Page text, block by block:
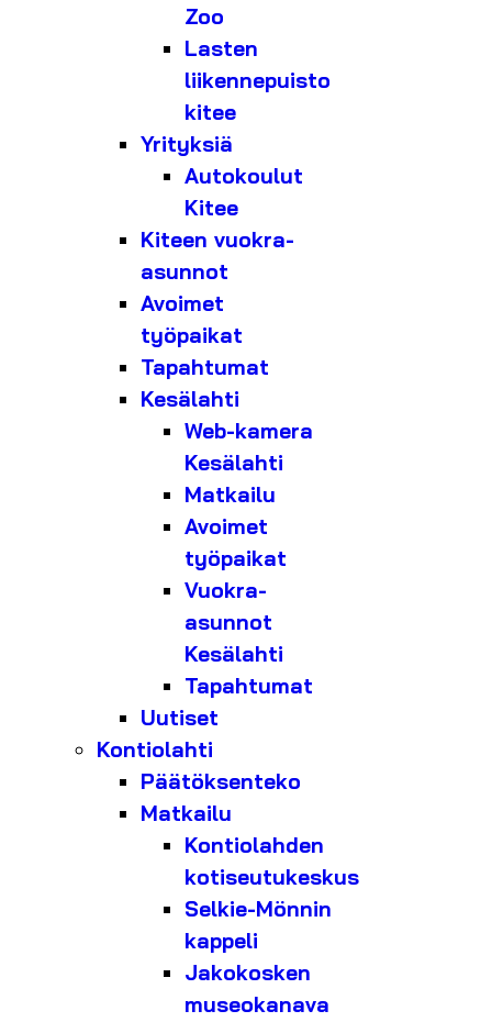
Zoo
Lasten
liikennepuisto
kitee
Yrityksiä
Autokoulut
Kitee
Kiteen vuokra-
asunnot
Avoimet
työpaikat
Tapahtumat
Kesälahti
Web-kamera
Kesälahti
Matkailu
Avoimet
työpaikat
Vuokra-
asunnot
Kesälahti
Tapahtumat
Uutiset
Kontiolahti
Päätöksenteko
Matkailu
Kontiolahden
kotiseutukeskus
Selkie-Mönnin
kappeli
Jakokosken
museokanava